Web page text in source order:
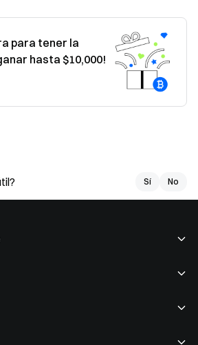
para tener la
hasta $10,000!
Sí No